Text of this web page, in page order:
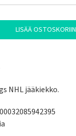
LISÄÄ OSTOSKORIIN
NHL jääkiekko.